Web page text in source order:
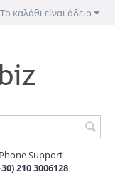
Το καλάθι είναι άδειο
Phone Support
210 3006128